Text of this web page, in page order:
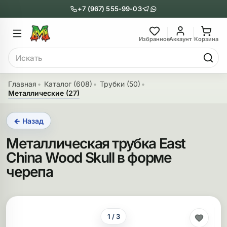
+7 (967) 555-99-03
ИзбранноеАккаунт Корзина
Поиск
Главное меню
Бонги
бонги
с перколятором
бонги
Главное
Трубки
Металлические
Стеклянные
Деревянные
Главная Каталог (608)
Трубки (50)
Металлические (27)
← Назад
Металлическая трубка East
China Wood Skull в форме
черепа
1 / 3